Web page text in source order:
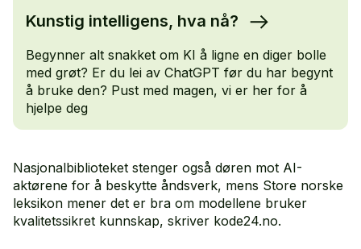
Kunstig intelligens, hva nå?
Begynner alt snakket om KI å ligne en diger bolle
med grøt? Er du lei av ChatGPT før du har begynt
å bruke den? Pust med magen, vi er her for å
hjelpe deg
Nasjonalbiblioteket stenger også døren mot AI-
aktørene for å beskytte åndsverk, mens Store norske
leksikon mener det er bra om modellene bruker
kvalitetssikret kunnskap, skriver kode24.no.